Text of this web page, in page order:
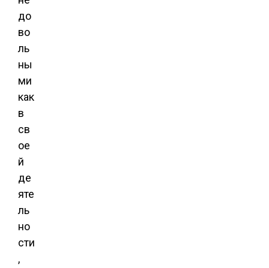
до
во
ль
ны
ми
как
в
св
ое
й
де
яте
ль
но
сти
,